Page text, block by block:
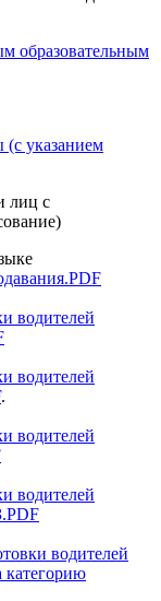
образовательным
(с указанием
лиц с
водителей
водителей
.
водителей
водителей
водителей
категорию